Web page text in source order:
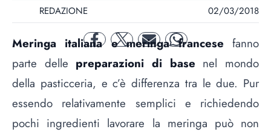
REDAZIONE 02/03/2018
facebooktwitter mail whatsapp
Meringa italiana e meringa francese fanno
parte delle preparazioni di base nel mondo
della pasticceria, e c’è differenza tra le due. Pur
essendo relativamente semplici e richiedendo
pochi ingredienti lavorare la meringa può non